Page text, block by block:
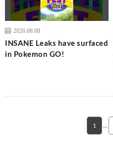
2026.08.08
INSANE Leaks have surfaced
in Pokemon GO!
1